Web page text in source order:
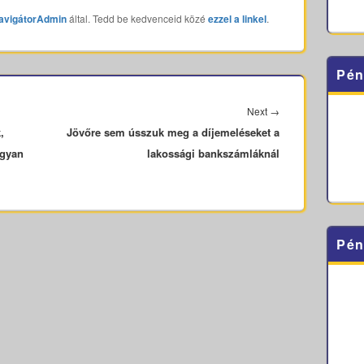
által. Tedd be kedvenceid közé ezzel a linkel.
Next →
post:
Jövőre sem ússzuk meg a díjemeléseket a
lakossági bankszámláknál